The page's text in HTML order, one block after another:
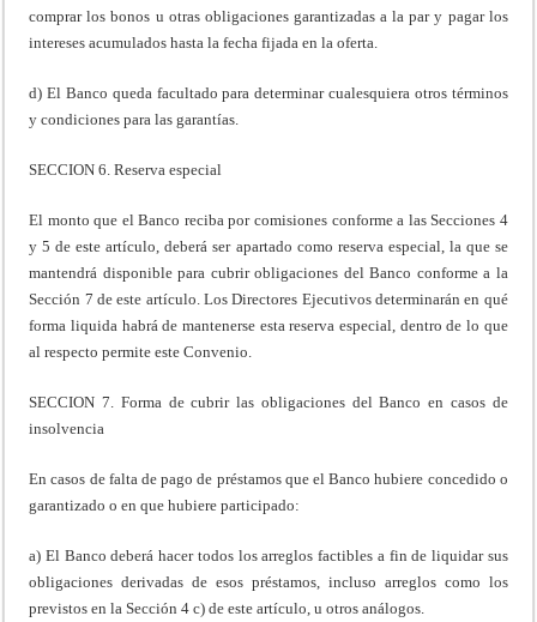
comprar los bonos u otras obligaciones garantizadas a la par y pagar los
intereses acumulados hasta la fecha fijada en la oferta.
d) El Banco queda facultado para determinar cualesquiera otros términos
y condiciones para las garantías.
SECCION 6. Reserva especial
El monto que el Banco reciba por comisiones conforme a las Secciones 4
y 5 de este artículo, deberá ser apartado como reserva especial, la que se
mantendrá disponible para cubrir obligaciones del Banco conforme a la
Sección 7 de este artículo. Los Directores Ejecutivos determinarán en qué
forma liquida habrá de mantenerse esta reserva especial, dentro de lo que
al respecto permite este Convenio.
SECCION 7. Forma de cubrir las obligaciones del Banco en casos de
insolvencia
En casos de falta de pago de préstamos que el Banco hubiere concedido o
garantizado o en que hubiere participado:
a) El Banco deberá hacer todos los arreglos factibles a fin de liquidar sus
obligaciones derivadas de esos préstamos, incluso arreglos como los
previstos en la Sección 4 c) de este artículo, u otros análogos.